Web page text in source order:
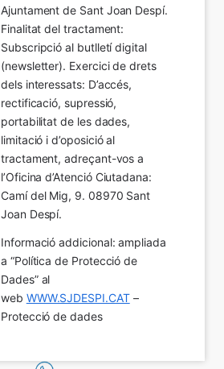
Ajuntament de Sant Joan Despí.
Finalitat del tractament:
Subscripció al butlletí digital
(newsletter). Exercici de drets
dels interessats: D’accés,
rectificació, supressió,
portabilitat de les dades,
limitació i d’oposició al
tractament, adreçant-vos a
l’Oficina d’Atenció Ciutadana:
Camí del Mig, 9. 08970 Sant
Joan Despí.
Informació addicional: ampliada
a “Política de Protecció de
Dades” al
web WWW.SJDESPI.CAT –
Protecció de dades